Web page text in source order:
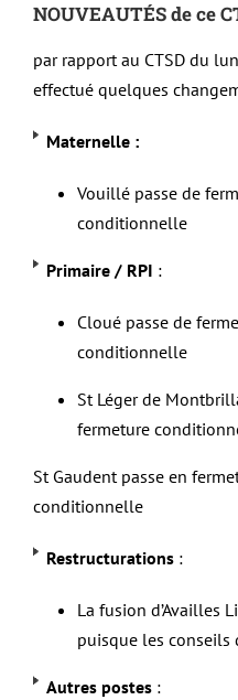
NOUVEAUTÉS de ce
par rapport au CTSD du
effectué quelques
Maternelle :
Vouillé passe de
conditionnelle
Primaire / RPI :
Cloué passe de
conditionnelle
St Léger de
fermeture
St Gaudent passe en
conditionnelle
Restructurations :
La fusion d’Availles
puisque les conseils
Autres postes :